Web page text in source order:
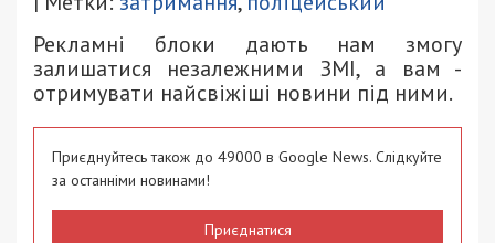
Рекламні блоки дають нам змогу
залишатися незалежними ЗМІ, а вам -
отримувати найсвіжіші новини під ними.
Приєднуйтесь також до 49000 в Google News. Слідкуйте
за останніми новинами!
Приєднатися